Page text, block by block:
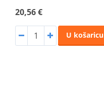
20,56 €
U košaricu